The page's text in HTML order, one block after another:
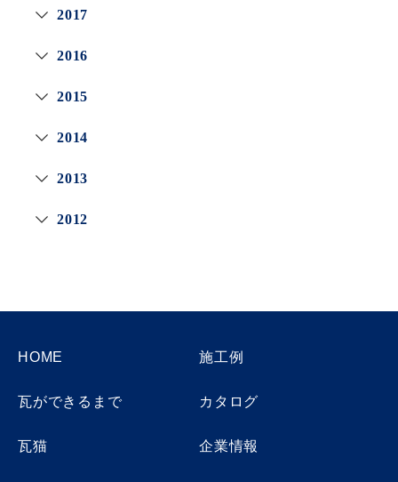
2017
2016
2015
2014
2013
2012
HOME 施工例
瓦ができるまで カタログ
瓦猫 企業情報